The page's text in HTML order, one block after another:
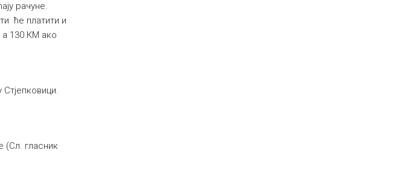
рачуне.
ће платити и
130 КМ ако
(Сл. гласник